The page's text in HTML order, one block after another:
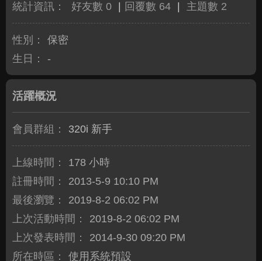
統計資訊： 好友數 0 回覆數 64 主題數 2
性別：
保密
生日：
-
活躍概況
會員群組： 320i 新手
上線時間：
178 小時
註冊時間：
2013-5-9 10:10 PM
最後瀏覽：
2019-8-2 06:02 PM
上次活動時間：
2019-8-2 06:02 PM
上次發表時間：
2014-9-30 09:20 PM
所在時區：
使用系統預設